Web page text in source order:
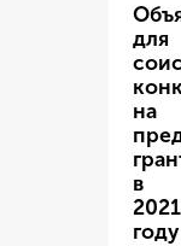
для
на
в
2021
году